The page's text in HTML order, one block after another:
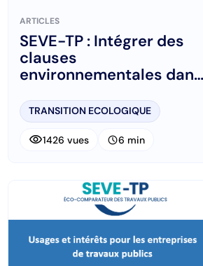
ARTICLES
SEVE-TP : Intégrer des
clauses
environnementales dans
TRANSITION ECOLOGIQUE
visibility1426 vues schedule6 min